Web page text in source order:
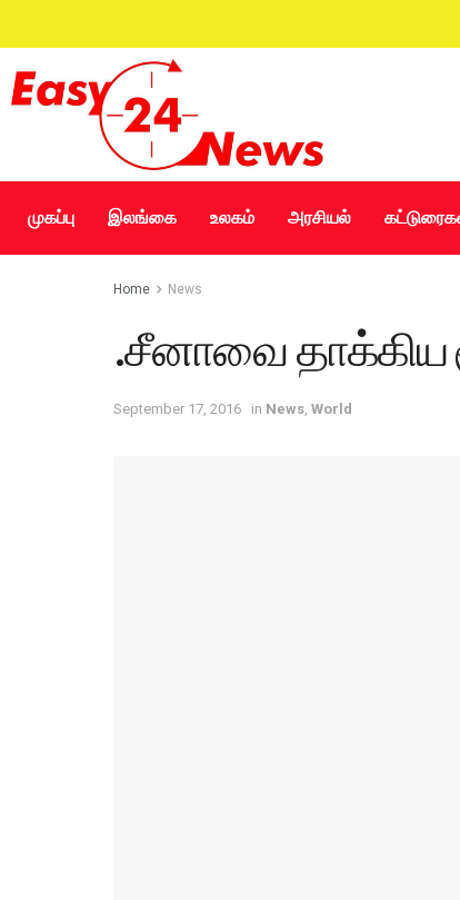
முகப்பு இலங்கை உலகம் அரசியல்
Home News
.சீனாவை தாக்கிய
September 17, 2016 in News World